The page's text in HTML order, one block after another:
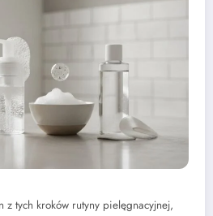
z tych kroków rutyny pielęgnacyjnej,